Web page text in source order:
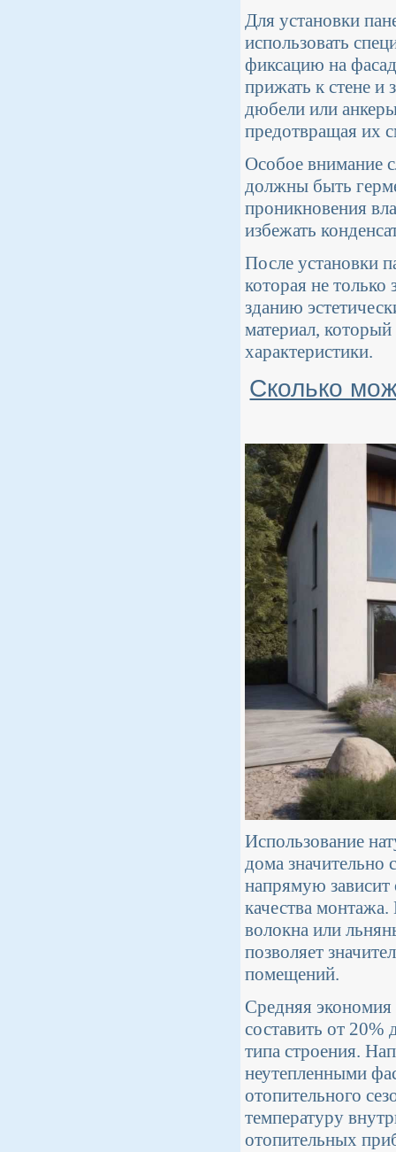
Для установки
использовать
фиксацию на
прижать к стене и
дюбели или
предотвращая их
Особое внимание
должны быть
проникновения
избежать
После установки
которая не
зданию
материал,
характеристики.
Сколько
Использование
дома значительно
напрямую зависит
качества
волокна или
позволяет
помещений.
Средняя экономия
составить от 20%
типа строения.
неутепленными
отопительного
температуру
отопительных